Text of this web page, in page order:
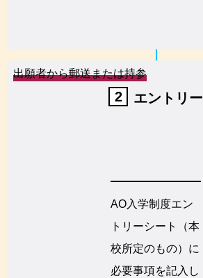
出願者から郵送または持参
2 エントリー
AO入学制度エン
トリーシート（本
校所定のもの）に
必要事項を記入し